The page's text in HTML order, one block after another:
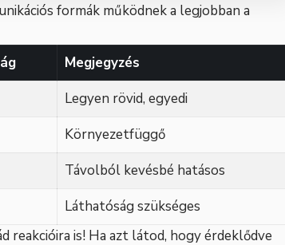
formák működnek a legjobban a
Megjegyzés
Legyen rövid, egyedi
Környezetfüggő
Távolból kevésbé hatásos
Láthatóság szükséges
reakcióira is! Ha azt látod, hogy érdeklődve